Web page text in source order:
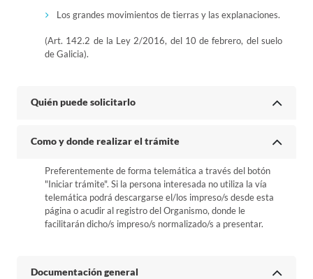
Los grandes movimientos de tierras y las explanaciones.
(Art. 142.2 de la Ley 2/2016, del 10 de febrero, del suelo
de Galicia).
Quién puede solicitarlo
Como y donde realizar el trámite
Preferentemente de forma telemática a través del botón
"Iniciar trámite". Si la persona interesada no utiliza la vía
telemática podrá descargarse el/los impreso/s desde esta
página o acudir al registro del Organismo, donde le
facilitarán dicho/s impreso/s normalizado/s a presentar.
Documentación general